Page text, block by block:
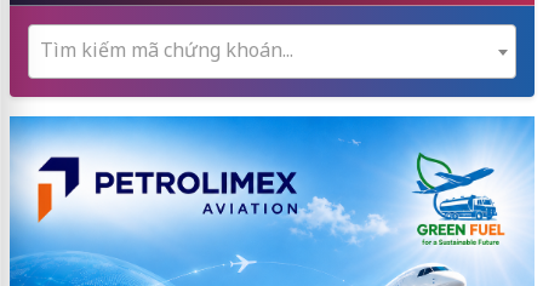
Tìm kiếm mã chứng khoán...